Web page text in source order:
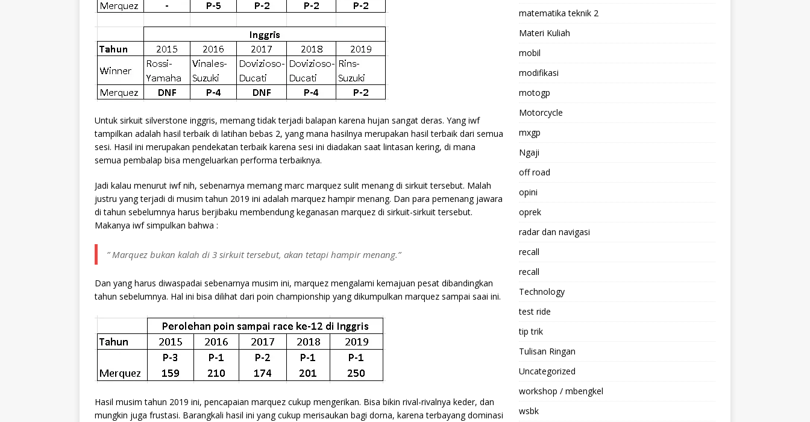
Untuk sirkuit silverstone inggris, memang tidak terjadi balapan karena hujan sangat deras. Yang iwf
tampilkan adalah hasil terbaik di latihan bebas 2, yang mana hasilnya merupakan hasil terbaik dari semua
sesi. Hasil ini merupakan pendekatan terbaik karena sesi ini diadakan saat lintasan kering, di mana
semua pembalap bisa mengeluarkan performa terbaiknya.
Jadi kalau menurut iwf nih, sebenarnya memang marc marquez sulit menang di sirkuit tersebut. Malah
justru yang terjadi di musim tahun 2019 ini adalah marquez hampir menang. Dan para pemenang jawara
di tahun sebelumnya harus berjibaku membendung keganasan marquez di sirkuit-sirkuit tersebut.
Makanya iwf simpulkan bahwa :
” Marquez bukan kalah di 3 sirkuit tersebut, akan tetapi hampir menang.”
Dan yang harus diwaspadai sebenarnya musim ini, marquez mengalami kemajuan pesat dibandingkan
tahun sebelumnya. Hal ini bisa dilihat dari poin championship yang dikumpulkan marquez sampai saai ini.
Hasil musim tahun 2019 ini, pencapaian marquez cukup mengerikan. Bisa bikin rival-rivalnya keder, dan
mungkin juga frustasi. Barangkali hasil ini yang cukup merisaukan bagi dorna, karena terbayang dominasi
matematika teknik 2
Materi Kuliah
mobil
modifikasi
motogp
Motorcycle
mxgp
Ngaji
off road
opini
oprek
radar dan navigasi
recall
recall
Technology
test ride
tip trik
Tulisan Ringan
Uncategorized
workshop / mbengkel
wsbk